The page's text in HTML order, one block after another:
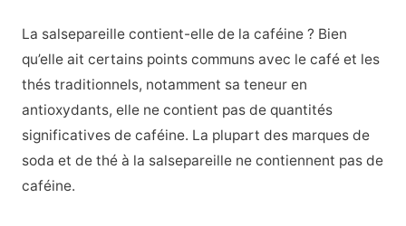
La salsepareille contient-elle de la caféine ? Bien
qu’elle ait certains points communs avec le café et les
thés traditionnels, notamment sa teneur en
antioxydants, elle ne contient pas de quantités
significatives de caféine. La plupart des marques de
soda et de thé à la salsepareille ne contiennent pas de
caféine.